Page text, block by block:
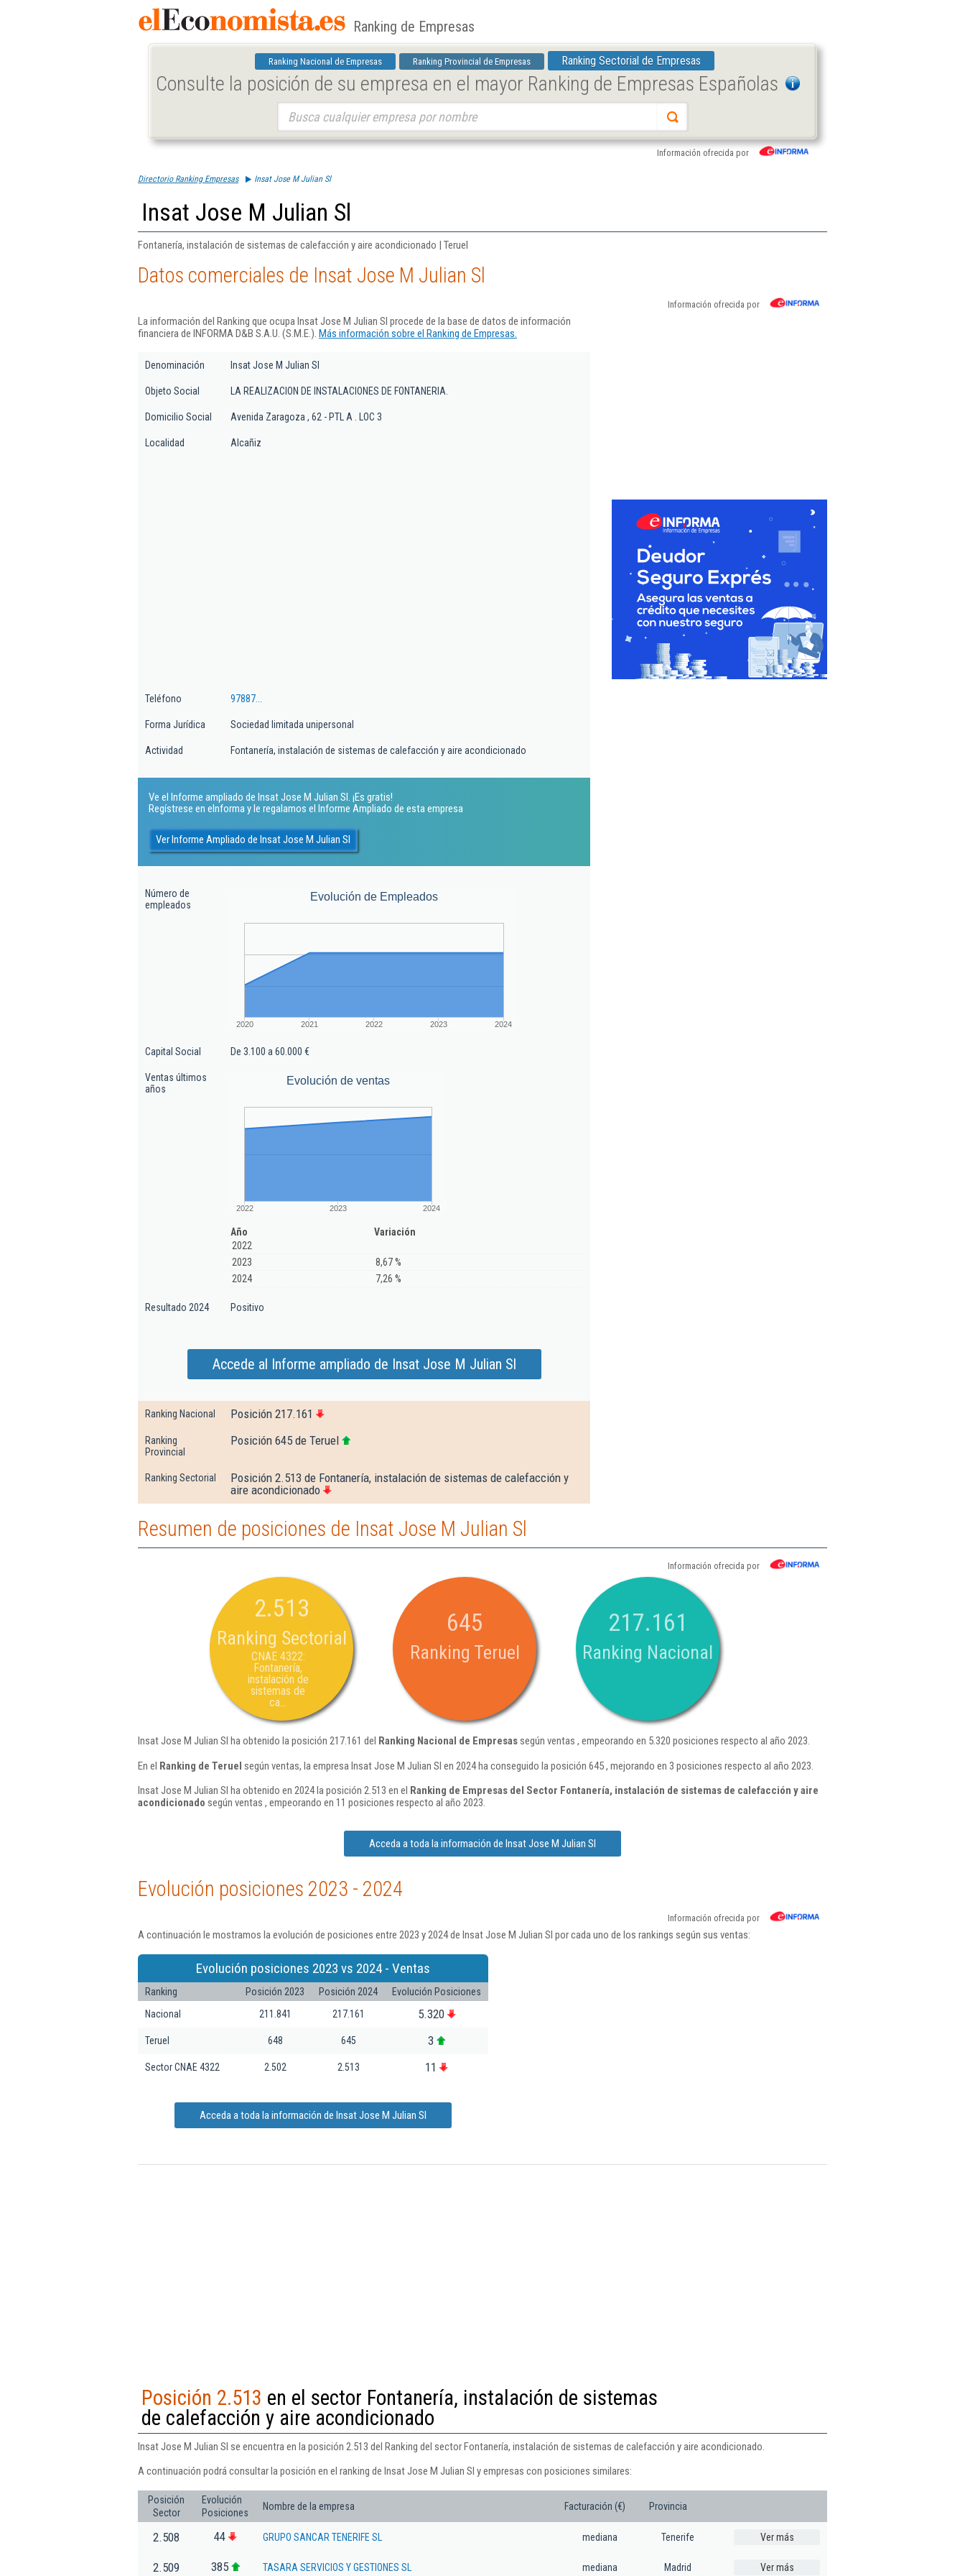
Ranking de Empresas
Ranking Nacional de Empresas Ranking Provincial de Empresas Ranking Sectorial de Empresas
Consulte la posición de su empresa en el mayor Ranking de Empresas Españolas
Información ofrecida por
Directorio Ranking Empresas Insat Jose M Julian Sl
Insat Jose M Julian Sl
Fontanería, instalación de sistemas de calefacción y aire acondicionado | Teruel
Datos comerciales de Insat Jose M Julian Sl
Información ofrecida por
La información del Ranking que ocupa Insat Jose M Julian Sl procede de la base de datos de información
financiera de INFORMA D&B S.A.U. (S.M.E.). Más información sobre el Ranking de Empresas.
Denominación Insat Jose M Julian Sl
Objeto Social LA REALIZACION DE INSTALACIONES DE FONTANERIA.
Domicilio Social Avenida Zaragoza , 62 - PTL A . LOC 3
Localidad Alcañiz
Teléfono 97887...
Forma Jurídica Sociedad limitada unipersonal
Actividad Fontanería, instalación de sistemas de calefacción y aire acondicionado
Ve el Informe ampliado de Insat Jose M Julian Sl. ¡Es gratis!
Regístrese en eInforma y le regalamos el Informe Ampliado de esta empresa
Ver Informe Ampliado de Insat Jose M Julian Sl
Número de
empleados
Evolución de Empleados
2020 2021 2022 2023 2024
Capital Social De 3.100 a 60.000 €
Ventas últimos
años
Evolución de ventas
2022 2023 2024
Año
Variación
2022
2023
8,67 %
2024
7,26 %
Resultado 2024 Positivo
Accede al Informe ampliado de Insat Jose M Julian Sl
Ranking Nacional Posición 217.161
Ranking
Provincial
Posición 645 de Teruel
Ranking Sectorial
Posición 2.513 de Fontanería, instalación de sistemas de calefacción y
aire acondicionado
Resumen de posiciones de Insat Jose M Julian Sl
Información ofrecida por
2.513
Ranking Sectorial
CNAE 4322:
Fontanería,
instalación de
sistemas de
ca...
645
Ranking Teruel
217.161
Ranking Nacional
Insat Jose M Julian Sl ha obtenido la posición 217.161 del Ranking Nacional de Empresassegún ventas , empeorando en 5.320 posiciones respecto al año 2023.
En el Ranking de Teruel según ventas, la empresa Insat Jose M Julian Sl en 2024 ha conseguido la posición 645 , mejorando en 3 posiciones respecto al año 2023.
Insat Jose M Julian Sl ha obtenido en 2024 la posición 2.513 en el Ranking de Empresas del Sector Fontanería, instalación de sistemas de calefacción y aire
acondicionado según ventas , empeorando en 11 posiciones respecto al año 2023.
Acceda a toda la información de Insat Jose M Julian Sl
Evolución posiciones 2023 - 2024
Información ofrecida por
A continuación le mostramos la evolución de posiciones entre 2023 y 2024 de Insat Jose M Julian Sl por cada uno de los rankings según sus ventas:
Evolución posiciones 2023 vs 2024 - Ventas
Ranking Posición 2023 Posición 2024
Evolución Posiciones
Nacional
211.841 217.161 5.320
Teruel 648 645 3
Sector CNAE 4322 2.502 2.513 11
Acceda a toda la información de Insat Jose M Julian Sl
Posición 2.513 en el sector Fontanería, instalación de sistemas
de calefacción y aire acondicionado
Insat Jose M Julian Sl se encuentra en la posición 2.513 del Ranking del sector Fontanería, instalación de sistemas de calefacción y aire acondicionado.
A continuación podrá consultar la posición en el ranking de Insat Jose M Julian Sl y empresas con posiciones similares:
Posición
Sector
Evolución
Posiciones
Nombre de la empresa Facturación (€) Provincia
2.508 44 GRUPO SANCAR TENERIFE SL mediana Tenerife Ver más
2.509 385 TASARA SERVICIOS Y GESTIONES SL mediana Madrid Ver más